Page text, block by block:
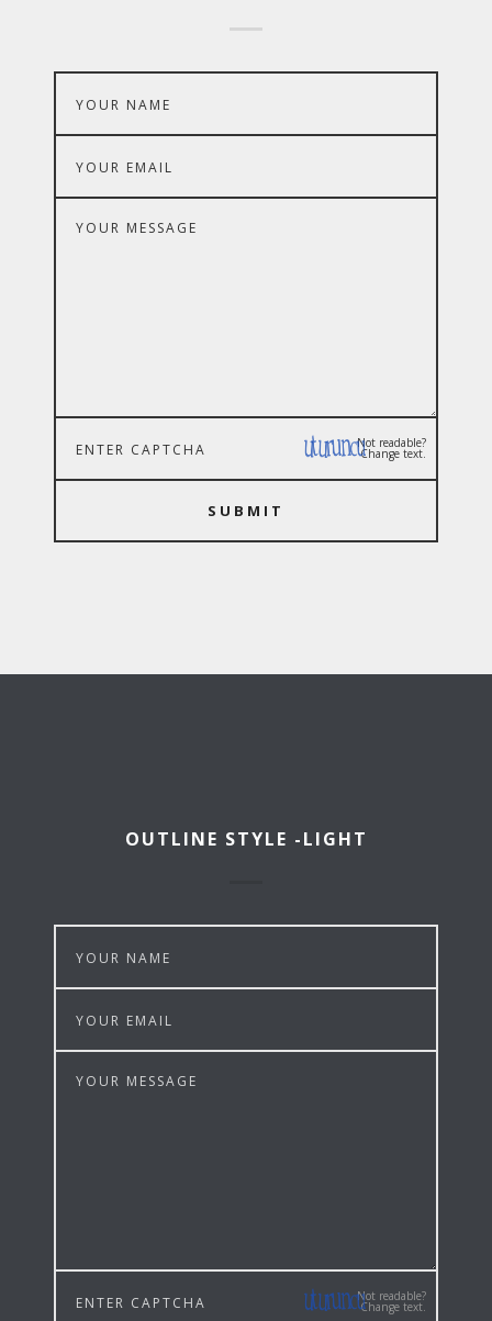
Not readable?
Change text.
SUBMIT
OUTLINE STYLE -LIGHT
Not readable?
Change text.